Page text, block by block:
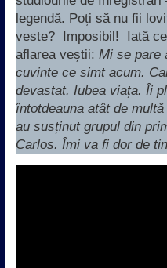
legendă. Poți să nu fii
veste? Imposibil! Iată
aflarea veștii: Mi se pare
cuvinte ce simt acum.
devastat. Iubea viața. Îi
întotdeauna atât de
au susținut grupul din
Carlos. Îmi va fi dor de